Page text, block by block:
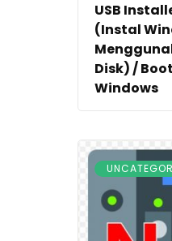
USB
(Instal
Disk) /
Windows